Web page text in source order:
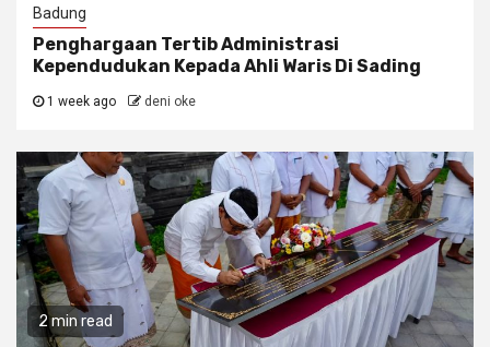
Badung
Penghargaan Tertib Administrasi
Kependudukan Kepada Ahli Waris Di Sading
1 week ago deni oke
2 min read